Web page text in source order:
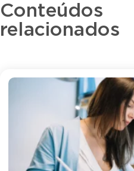
Conteúdos
relacionados